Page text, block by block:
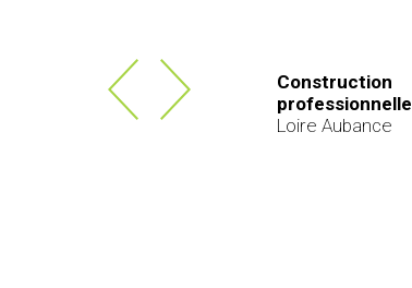
Construction
professionnelle
Loire Aubance